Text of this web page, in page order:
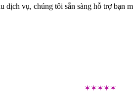
vụ, chúng tôi sẵn sàng hỗ trợ bạn
✶✶✶✶✶